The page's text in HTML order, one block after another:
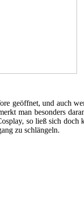
geöffnet, und auch
man besonders
so ließ sich doch
zu schlängeln.